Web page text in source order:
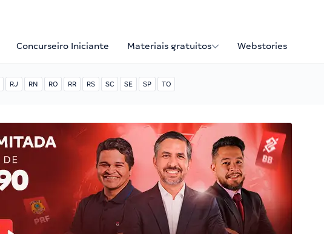
Concurseiro Iniciante Materiais gratuitos Webstories
RJ RN RO RR RS SC SE SP TO